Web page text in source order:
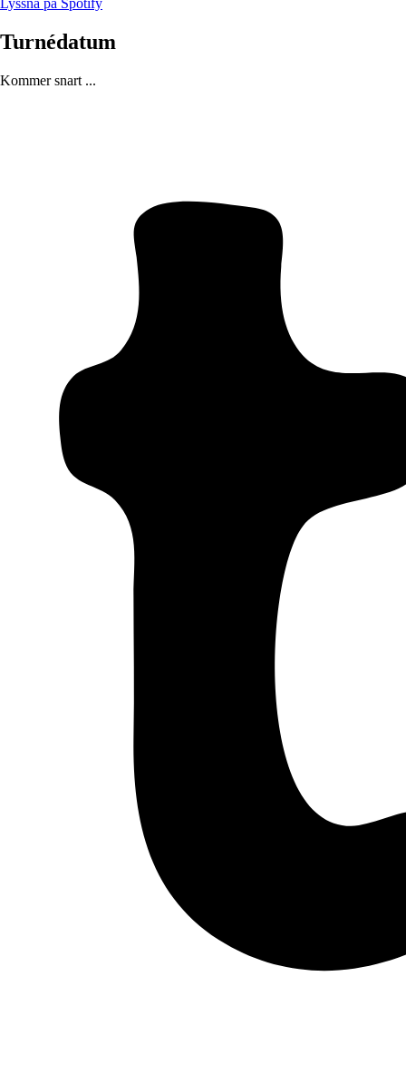
Lyssna på Spotify
Turnédatum
Kommer snart ...